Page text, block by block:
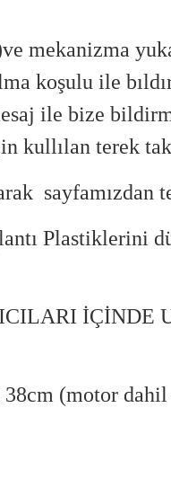
ve mekanizma
koşulu ile
ile bize
kullılan terek
sayfamızdan
Plastiklerini
İÇİNDE
(motor